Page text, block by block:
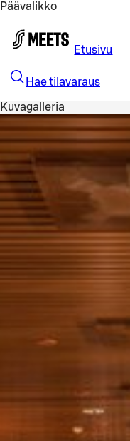
Päävalikko
Etusivu
Hae tilavaraus
Kuvagalleria